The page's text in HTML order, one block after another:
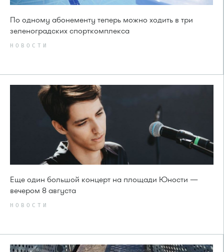
По одному абонементу теперь можно ходить в три
зеленоградских спорткомплекса
НОВОСТИ
Еще один большой концерт на площади Юности —
вечером 8 августа
НОВОСТИ